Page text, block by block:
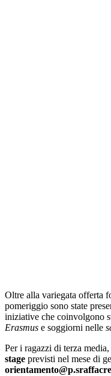
Oltre alla variegata offerta
pomeriggio sono state
iniziative che coinvolgono
Erasmus e soggiorni nelle
Per i ragazzi di terza
stage previsti nel mese di